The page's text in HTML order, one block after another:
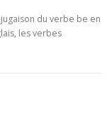
du verbe be en
les verbes